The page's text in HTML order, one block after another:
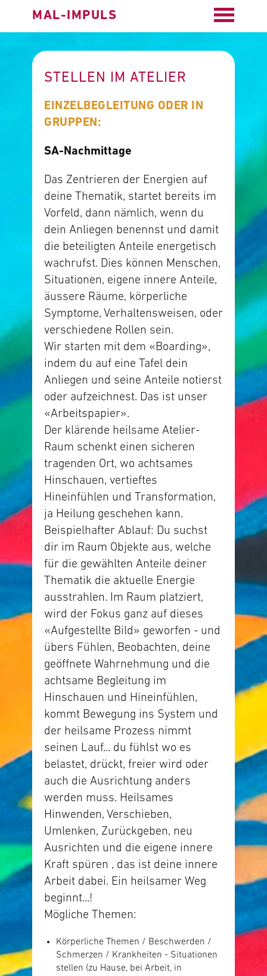
MAL-IMPULS
STELLEN IM ATELIER
EINZELBEGLEITUNG ODER IN
GRUPPEN:
SA-Nachmittage
Das Zentrieren der Energien auf
deine Thematik, startet bereits im
Vorfeld, dann nämlich, wenn du
dein Anliegen benennst und damit
die beteiligten Anteile energetisch
wachrufst. Dies können Menschen,
Situationen, eigene innere Anteile,
äussere Räume, körperliche
Symptome, Verhaltensweisen, oder
verschiedene Rollen sein.
Wir starten mit dem «Boarding»,
indem du auf eine Tafel dein
Anliegen und seine Anteile notierst
oder aufzeichnest. Das ist unser
«Arbeitspapier».
Der klärende heilsame Atelier-
Raum schenkt einen sicheren
tragenden Ort, wo achtsames
Hinschauen, vertieftes
Hineinfühlen und Transformation,
ja Heilung geschehen kann.
Beispielhafter Ablauf: Du suchst
dir im Raum Objekte aus, welche
für die gewählten Anteile deiner
Thematik die aktuelle Energie
ausstrahlen. Im Raum platziert,
wird der Fokus ganz auf dieses
«Aufgestellte Bild» geworfen - und
übers Fühlen, Beobachten, deine
geöffnete Wahrnehmung und die
achtsame Begleitung im
Hinschauen und Hineinfühlen,
kommt Bewegung ins System und
der heilsame Prozess nimmt
seinen Lauf... du fühlst wo es
belastet, drückt, freier wird oder
auch die Ausrichtung anders
werden muss. Heilsames
Hinwenden, Verschieben,
Umlenken, Zurückgeben, neu
Ausrichten und die eigene innere
Kraft spüren , das ist deine innere
Arbeit dabei. Ein heilsamer Weg
beginnt...!
Mögliche Themen:
Körperliche Themen / Beschwerden /
Schmerzen / Krankheiten - Situationen
stellen (zu Hause, bei Arbeit, in